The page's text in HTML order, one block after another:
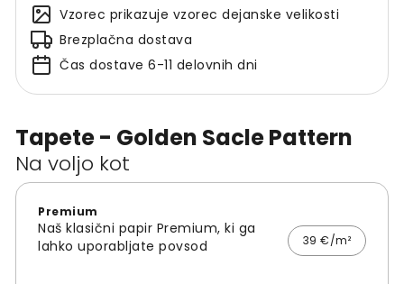
Tapete - Golden Sacle Pattern
Na voljo kot
Premium
Naš klasični papir Premium, ki ga
lahko uporabljate povsod
39 €/m²
Vzorec prikazuje vzorec dejanske velikosti
Brezplačna dostava
Čas dostave 6-11 delovnih dni